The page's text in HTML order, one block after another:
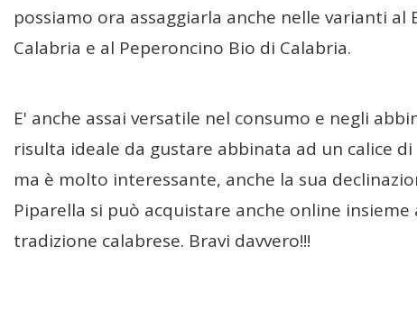
possiamo ora assaggiarla anche nelle varianti al
Calabria e al Peperoncino Bio di Calabria.
E' anche assai versatile nel consumo e negli
risulta ideale da gustare abbinata ad un calice di
ma è molto interessante, anche la sua
Piparella si può acquistare anche online
tradizione calabrese. Bravi davvero!!!